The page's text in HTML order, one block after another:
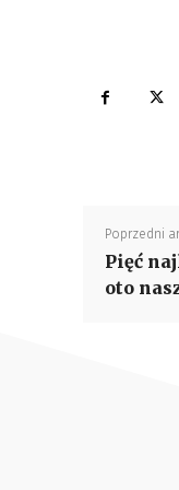
Poprzedni
Pięć
oto